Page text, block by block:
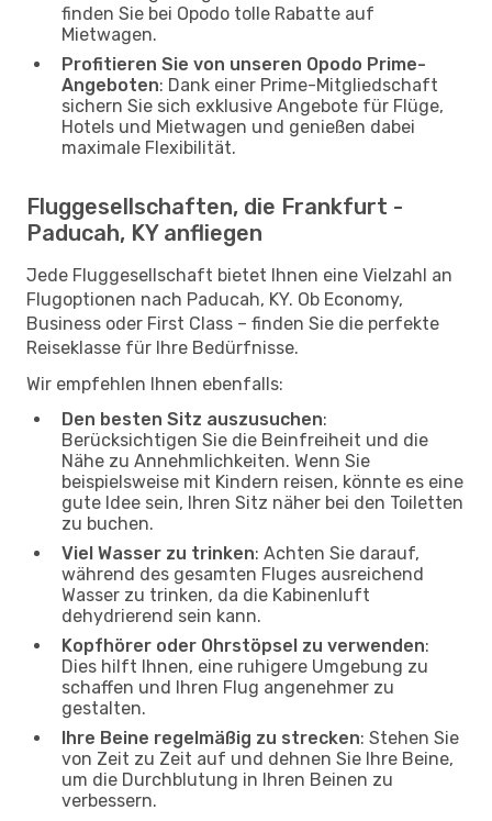
finden Sie bei Opodo tolle Rabatte auf
Mietwagen.
Profitieren Sie von unseren Opodo Prime-
Angeboten: Dank einer Prime-Mitgliedschaft
sichern Sie sich exklusive Angebote für Flüge,
Hotels und Mietwagen und genießen dabei
maximale Flexibilität.
Fluggesellschaften, die Frankfurt -
Paducah, KY anfliegen
Jede Fluggesellschaft bietet Ihnen eine Vielzahl an
Flugoptionen nach Paducah, KY. Ob Economy,
Business oder First Class – finden Sie die perfekte
Reiseklasse für Ihre Bedürfnisse.
Wir empfehlen Ihnen ebenfalls:
Den besten Sitz auszusuchen:
Berücksichtigen Sie die Beinfreiheit und die
Nähe zu Annehmlichkeiten. Wenn Sie
beispielsweise mit Kindern reisen, könnte es eine
gute Idee sein, Ihren Sitz näher bei den Toiletten
zu buchen.
Viel Wasser zu trinken: Achten Sie darauf,
während des gesamten Fluges ausreichend
Wasser zu trinken, da die Kabinenluft
dehydrierend sein kann.
Kopfhörer oder Ohrstöpsel zu verwenden:
Dies hilft Ihnen, eine ruhigere Umgebung zu
schaffen und Ihren Flug angenehmer zu
gestalten.
Ihre Beine regelmäßig zu strecken: Stehen Sie
von Zeit zu Zeit auf und dehnen Sie Ihre Beine,
um die Durchblutung in Ihren Beinen zu
verbessern.